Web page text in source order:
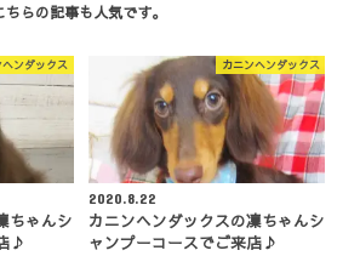
ちらの記事も人気です。
ヘンダックス
ちゃんシ
♪
カニンヘンダックス
2020.8.22
カニンヘンダックスの凜ちゃんシ
ャンプーコースでご来店♪